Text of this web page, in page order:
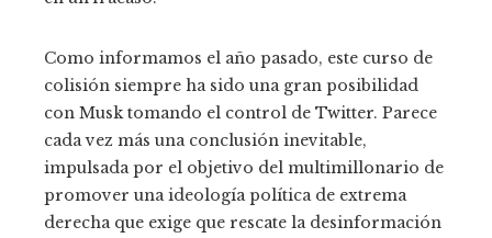
Como informamos el año pasado, este curso de
colisión siempre ha sido una gran posibilidad
con Musk tomando el control de Twitter. Parece
cada vez más una conclusión inevitable,
impulsada por el objetivo del multimillonario de
promover una ideología política de extrema
derecha que exige que rescate la desinformación